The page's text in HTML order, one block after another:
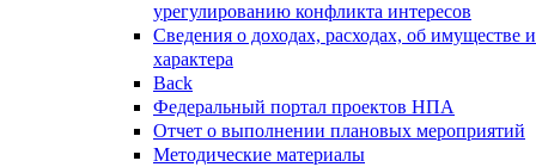
урегулированию конфликта интересов
Сведения о доходах, расходах, об имуществе
характера
Back
Федеральный портал проектов НПА
Отчет о выполнении плановых мероприятий
Методические материалы